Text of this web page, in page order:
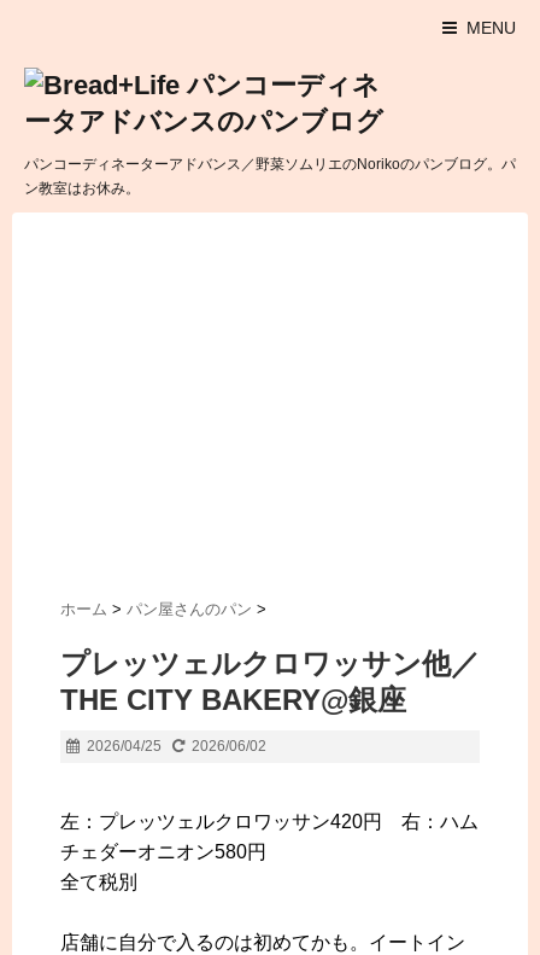
MENU
パンコーディネーターアドバンス／野菜ソムリエのNorikoのパンブログ。パ
ン教室はお休み。
ホーム > パン屋さんのパン >
プレッツェルクロワッサン他／
THE CITY BAKERY@銀座
2026/04/25 2026/06/02
左：プレッツェルクロワッサン420円 右：ハム
チェダーオニオン580円
全て税別
店舗に自分で入るのは初めてかも。イートイン